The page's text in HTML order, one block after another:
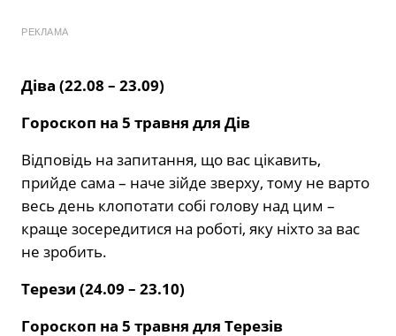
РЕКЛАМА
Діва (22.08 – 23.09)
Гороскоп на 5 травня для Дів
Відповідь на запитання, що вас цікавить,
прийде сама – наче зійде зверху, тому не варто
весь день клопотати собі голову над цим –
краще зосередитися на роботі, яку ніхто за вас
не зробить.
Терези (24.09 – 23.10)
Гороскоп на 5 травня для Терезів